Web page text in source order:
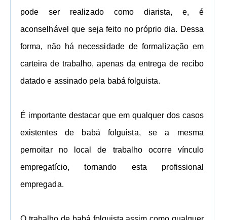
pode ser realizado como diarista, e, é
aconselhável que seja feito no próprio dia. Dessa
forma, não há necessidade de formalização em
carteira de trabalho, apenas da entrega de recibo
datado e assinado pela babá folguista.
É importante destacar que em qualquer dos casos
existentes de babá folguista, se a mesma
pernoitar no local de trabalho ocorre vínculo
empregatício, tornando esta profissional
empregada.